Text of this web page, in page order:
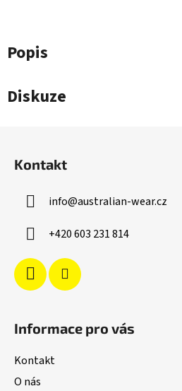
Popis
Diskuze
Kontakt
info@australian-wear.cz
+420 603 231 814
Informace pro vás
Kontakt
O nás